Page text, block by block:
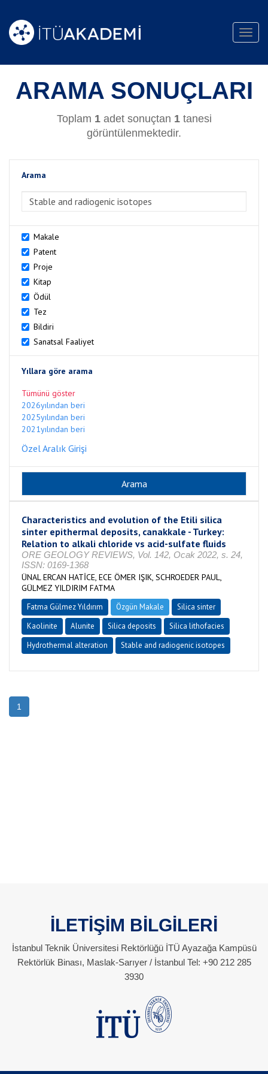
ARAMA SONUÇLARI
Toplam 1adet sonuçtan 1tanesi
görüntülenmektedir.
Arama
Makale
Patent
Proje
Kitap
Ödül
Tez
Bildiri
Sanatsal Faaliyet
Yıllara göre arama
Tümünü göster
2026yılından beri
2025yılından beri
2021yılından beri
Özel Aralık Girişi
Characteristics and evolution of the Etili silica
sinter epithermal deposits, canakkale - Turkey:
Relation to alkali chloride vs acid-sulfate fluids
ORE GEOLOGY REVIEWS, Vol. 142, Ocak 2022, s. 24,
ISSN: 0169-1368
ÜNAL ERCAN HATİCE, ECE ÖMER IŞIK, SCHROEDER PAUL,
GÜLMEZ YILDIRIM FATMA
Fatma Gülmez Yıldırım Özgün Makale
Silica sinter
Kaolinite
Alunite Silica deposits
Silica lithofacies
Hydrothermal alteration
Stable and radiogenic isotopes
1
İLETİŞİM BİLGİLERİ
İstanbul Teknik Üniversitesi Rektörlüğü İTÜ Ayazağa Kampüsü
Rektörlük Binası, Maslak-Sarıyer / İstanbul Tel: +90 212 285
3930